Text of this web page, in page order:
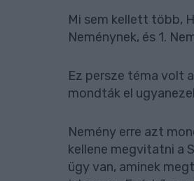
Mi sem kellett több,
Neménynek, és 1.
Ez persze téma volt
mondták el
Nemény erre azt
kellene megvitatni a
ügy van, aminek